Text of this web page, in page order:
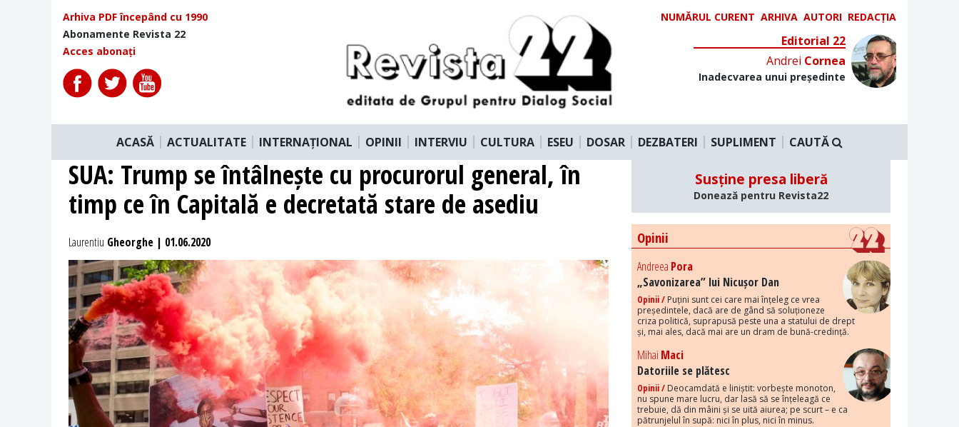
Arhiva PDF începând cu 1990
Abonamente Revista 22
Acces abonați
NUMĂRUL CURENT ARHIVA AUTORI REDACȚIA
Editorial 22
Andrei Cornea
Inadecvarea unui președinte
ACASĂ ACTUALITATE INTERNAȚIONAL OPINII INTERVIU CULTURA ESEU DOSAR DEZBATERI SUPLIMENT CAUTĂ
SUA: Trump se întâlnește cu procurorul general, în
timp ce în Capitală e decretată stare de asediu
Laurentiu Gheorghe | 01.06.2020
Susține presa liberă
Donează pentru Revista22
Opinii
Andreea Pora
„Savonizarea” lui Nicușor Dan
Opinii / Puțini sunt cei care mai înțeleg ce vrea
președintele, dacă are de gând să soluționeze
criza politică, suprapusă peste una a statului de drept
și, mai ales, dacă mai are un dram de bună-credință.
Mihai Maci
Datoriile se plătesc
Opinii / Deocamdată e liniștit: vorbește monoton,
nu spune mare lucru, dar lasă să se înțeleagă ce
trebuie, dă din mâini și se uită aiurea; pe scurt – e ca
pătrunjelul în supă: nici în plus, nici în minus.